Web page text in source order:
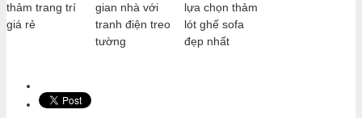
thảm trang trí
giá rẻ
gian nhà với
tranh điện treo
tường
lựa chọn thảm
lót ghế sofa
đẹp nhất